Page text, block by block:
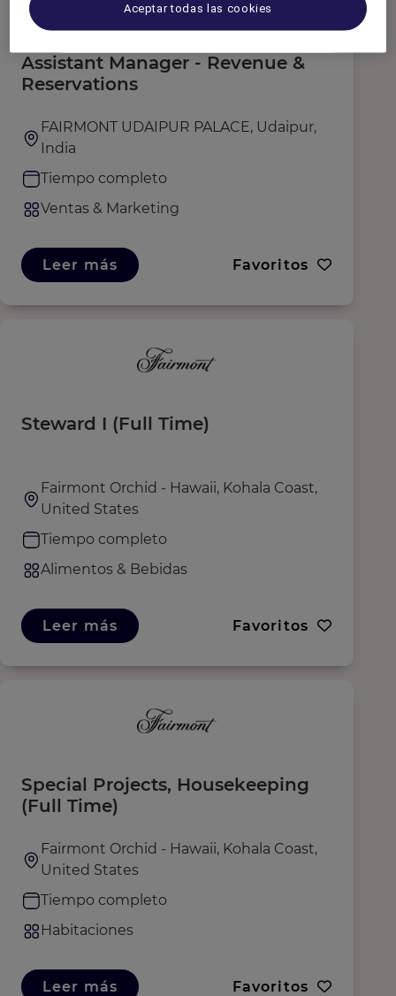
Assistant Manager - Revenue &
Reservations
FAIRMONT UDAIPUR PALACE, Udaipur,
India
Tiempo completo
Ventas & Marketing
Leer más Favoritos
Steward I (Full Time)
Fairmont Orchid - Hawaii, Kohala Coast,
United States
Tiempo completo
Alimentos & Bebidas
Leer más Favoritos
Special Projects, Housekeeping
(Full Time)
Fairmont Orchid - Hawaii, Kohala Coast,
United States
Tiempo completo
Habitaciones
Leer más Favoritos
Aceptar todas las cookies